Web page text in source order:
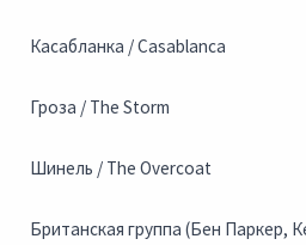
Касабланка / Casablanca
Гроза / The Storm
Шинель / The Overcoat
Британская группа (Бен Паркер,